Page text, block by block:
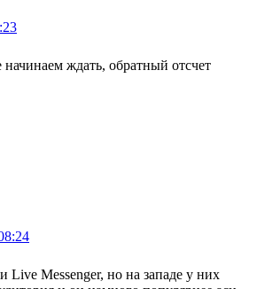
начинаем ждать, обратный отсчет
Live Messenger, но на западе у них